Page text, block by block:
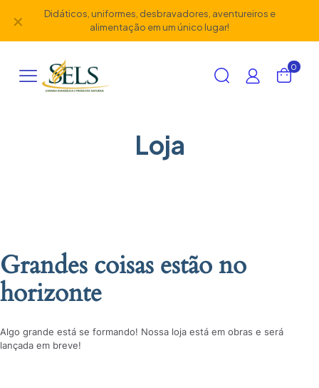
Didáticos, uniformes, desbravadores, aventureiros e
alimentação em um único lugar!
✕
0
Loja
Grandes coisas estão no
horizonte
Algo grande está se formando! Nossa loja está em obras e será
lançada em breve!